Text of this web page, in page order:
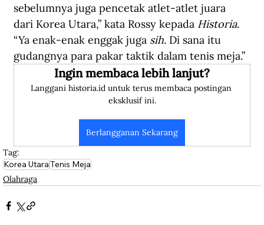
sebelumnya juga pencetak atlet-atlet juara
dari Korea Utara,” kata Rossy kepada Historia.
“Ya enak-enak enggak juga sih. Di sana itu
gudangnya para pakar taktik dalam tenis meja.”
Ingin membaca lebih lanjut?
Langgani historia.id untuk terus membaca postingan
eksklusif ini.
Berlangganan Sekarang
Tag:
Korea UtaraTenis Meja
Olahraga